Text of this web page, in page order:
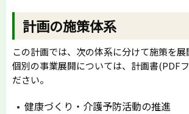
計画の施策体系
この計画では、次の体系に分けて施策を展
個別の事業展開については、計画書(PDF
ださい。
健康づくり・介護予防活動の推進